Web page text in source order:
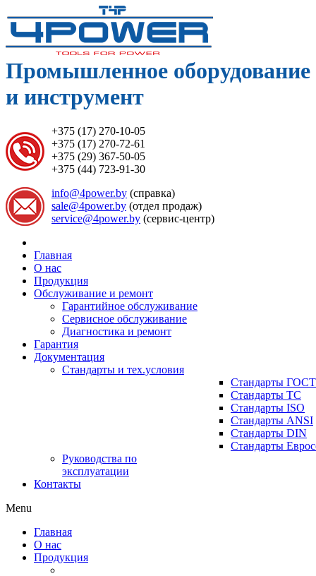
Промышленное оборудование
и инструмент
+375 (17) 270-10-05
+375 (17) 270-72-61
+375 (29) 367-50-05
+375 (44) 723-91-30
info@4power.by (справка)
sale@4power.by (отдел продаж)
service@4power.by (сервис-центр)
Главная
О нас
Продукция
Обслуживание и ремонт
Гарантийное обслуживание
Сервисное обслуживание
Диагностика и ремонт
Гарантия
Документация
Стандарты и тех.условия
Стандарты ГОСТ
Стандарты ТС
Стандарты ISO
Стандарты ANSI
Стандарты DIN
Стандарты
Руководства по
эксплуатации
Контакты
Menu
Главная
О нас
Продукция